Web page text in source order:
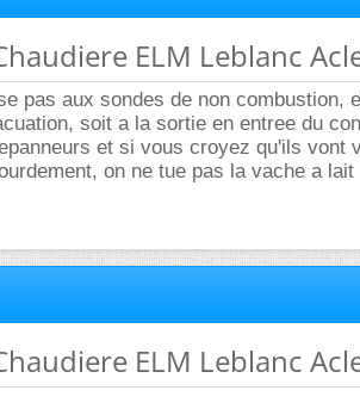
ELM Leblanc
pas aux sondes de non combustion,
soit a la sortie en entree du
et si vous croyez qu'ils vont
on ne tue pas la vache a lait
ELM Leblanc